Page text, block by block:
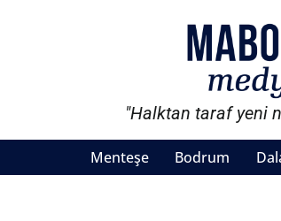
"Halktan taraf yeni
Menteşe Bodrum